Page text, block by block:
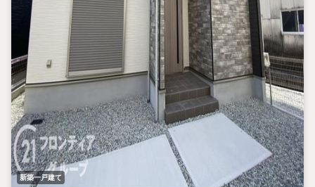
新築一戸建て